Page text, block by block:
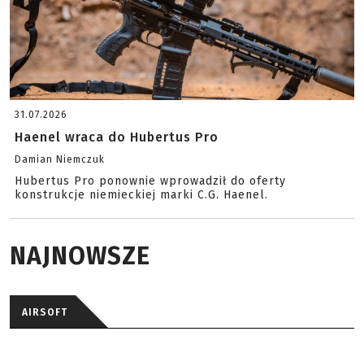
31.07.2026
Haenel wraca do Hubertus Pro
Damian Niemczuk
Hubertus Pro ponownie wprowadził do oferty
konstrukcje niemieckiej marki C.G. Haenel.
NAJNOWSZE
AIRSOFT